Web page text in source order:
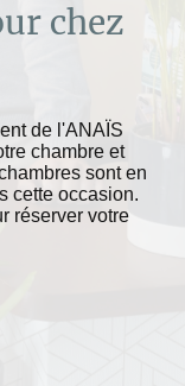
chez
de l'ANAÏS
chambre et
sont en
cette occasion.
réserver votre